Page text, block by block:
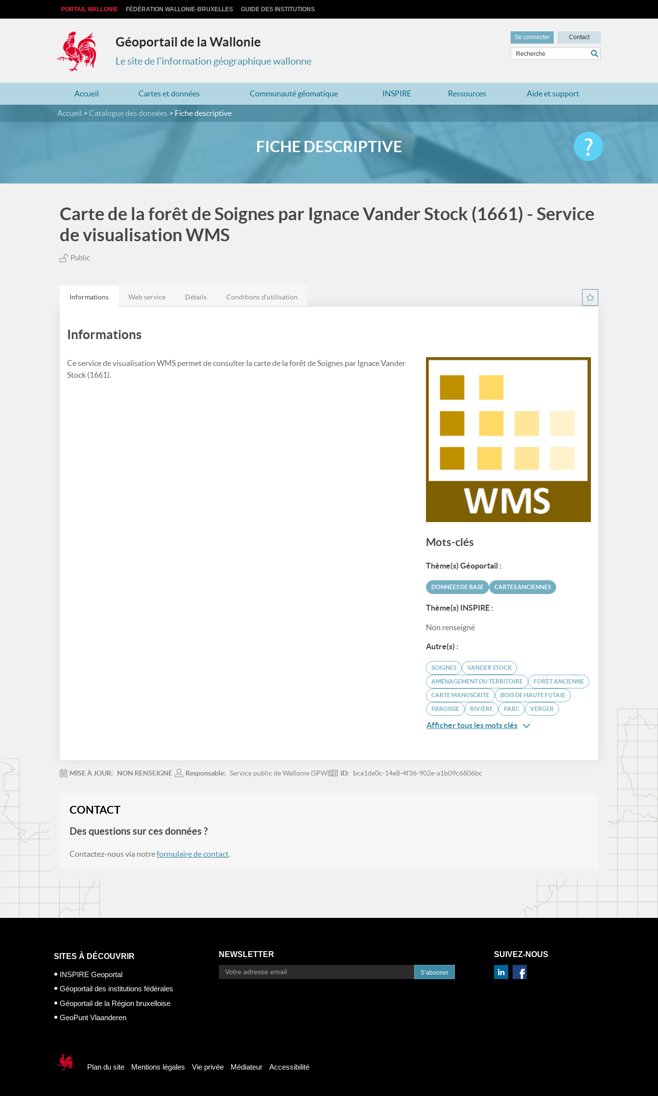
PORTAIL WALLONIE FÉDÉRATION WALLONIE-BRUXELLES GUIDE DES INSTITUTIONS
Géoportail de la Wallonie
Le site de l'information géographique wallonne
Se connecter Contact
Accueil Cartes et données Communauté géomatique INSPIRE Ressources Aide et support
Accueil Catalogue des données Fiche descriptive
FICHE DESCRIPTIVE
Carte de la forêt de Soignes par Ignace Vander Stock (1661) - Service
de visualisation WMS
Public
Informations Web service Détails Conditions d'utilisation
Informations
Ce service de visualisation WMS permet de consulter la carte de la forêt de Soignes par Ignace Vander
Stock (1661).
Mots-clés
Thème(s) Géoportail :
DONNÉES DE BASE CARTES ANCIENNES
Thème(s) INSPIRE :
Non renseigné
Autre(s) :
SOIGNES VANDER STOCK
AMÉNAGEMENT DU TERRITOIRE FORÊT ANCIENNE
CARTE MANUSCRITE BOIS DE HAUTE FUTAIE
PAROISSE RIVIÈRE PARC VERGER
Afficher tous les mots clés
MISE À JOUR: NON RENSEIGNÉ Responsable: Service public de Wallonie (SPW) ID: bca1de0c-14e8-4f36-902e-a1b09c6806bc
CONTACT
Des questions sur ces données ?
Contactez-nous via notreformulaire de contact.
SITES À DÉCOUVRIR
INSPIRE Geoportal
Géoportail des institutions fédérales
Géoportail de la Région bruxelloise
GeoPunt Vlaanderen
NEWSLETTER
S’abonner
SUIVEZ-NOUS
Plan du site Mentions légales Vie privée Médiateur Accessibilité